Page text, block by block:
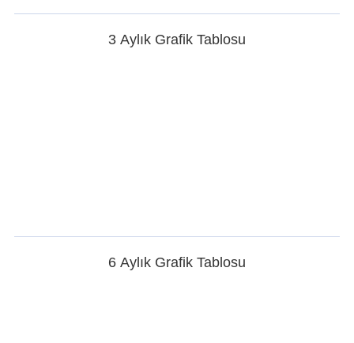
3 Aylık Grafik Tablosu
6 Aylık Grafik Tablosu